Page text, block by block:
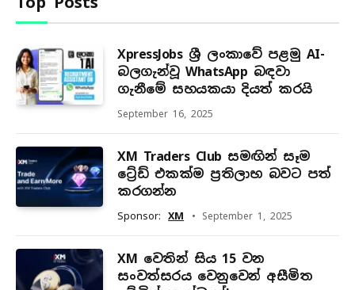
XpressJobs ශ්‍රී ලංකාවේ පළමු AI-
බලගැන්වූ WhatsApp බඳවා
ගැනීමේ සහයකයා දියත් කරයි
September 16, 2025
XM Traders Club සමඟින් සෑම
ට්‍රේඩ් එකක්ම ප්‍රතිලාභ බවට පත්
කරගන්න
Sponsor: XM September 1, 2025
XM වෙතින් සිය 15 වන
සංවත්සරය වෙනුවෙන් අසීමිත